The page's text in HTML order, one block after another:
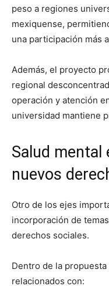
peso a regiones
mexiquense,
una participación más
Además, el proyecto
regional
operación y atención
universidad mantiene
Salud mental
nuevos
Otro de los ejes
incorporación de
derechos sociales.
Dentro de la
relacionados con: